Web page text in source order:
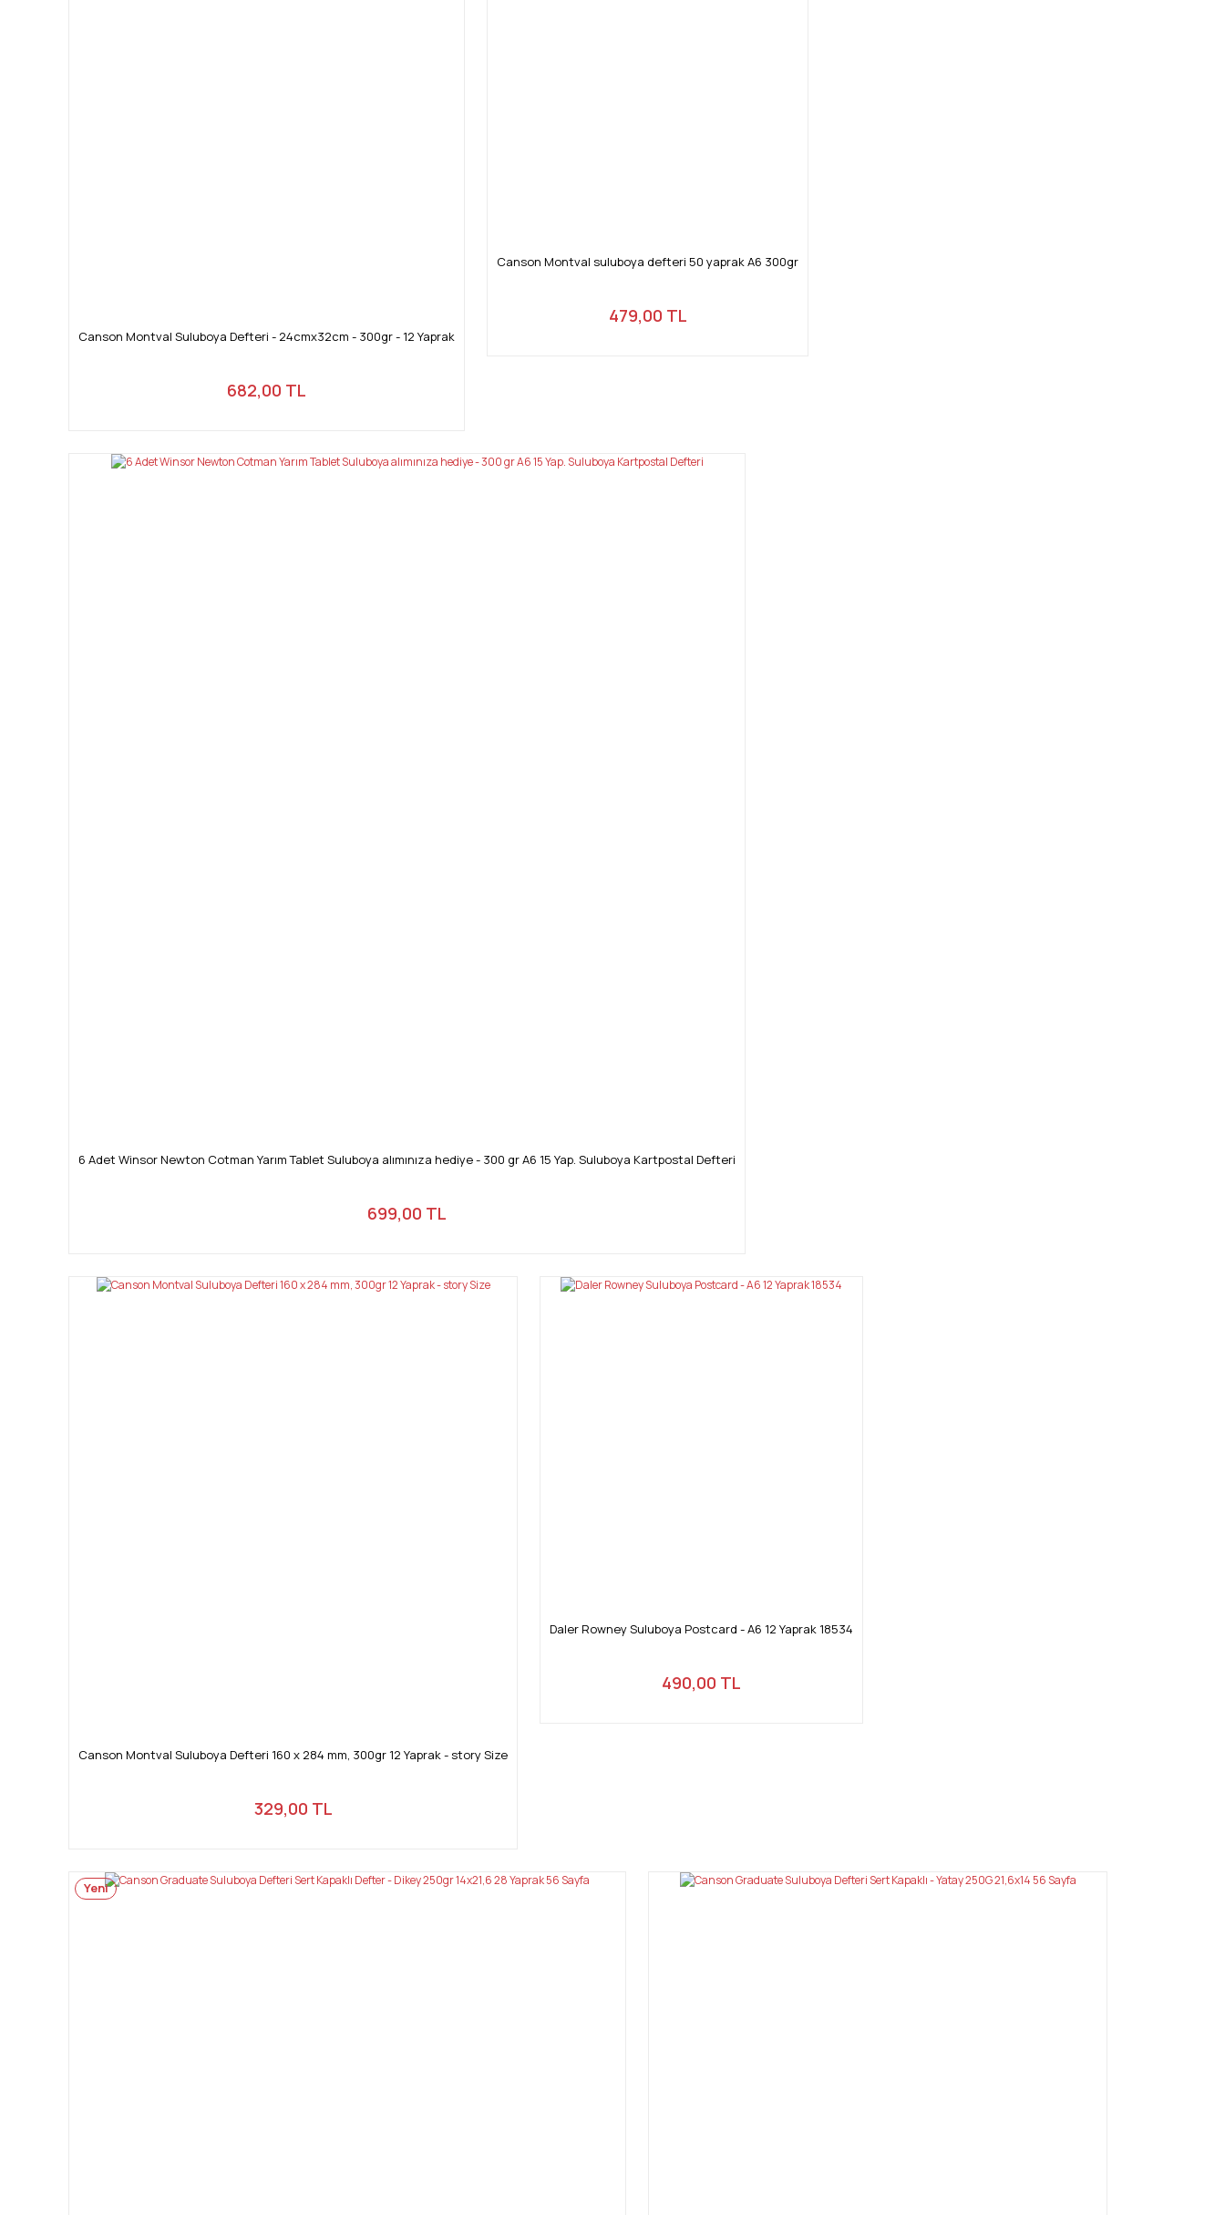
Canson Montval Suluboya Defteri - 24cmx32cm - 300gr - 12 Yaprak
682,00 TL
Canson Montval suluboya defteri 50 yaprak A6 300gr
479,00 TL
6 Adet Winsor Newton Cotman Yarım Tablet Suluboya alımınıza hediye - 300 gr A6 15 Yap. Suluboya Kartpostal Defteri
699,00 TL
Canson Montval Suluboya Defteri 160 x 284 mm, 300gr 12 Yaprak - story Size
329,00 TL
Daler Rowney Suluboya Postcard - A6 12 Yaprak 18534
490,00 TL
Yeni